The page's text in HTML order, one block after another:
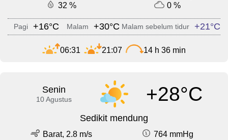
32 %
0 %
Pagi +16°C Malam +30°C Malam sebelum tidur +21°C
06:31 21:07 14 h 36 min
Senin
10 Agustus +28°C
Sedikit mendung
Barat, 2.8 m/s
764 mmHg